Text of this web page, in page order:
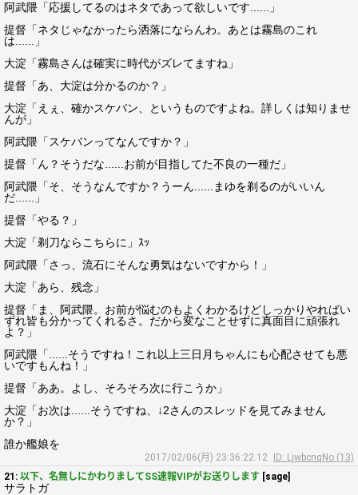
阿武隈「応援してるのはネタであって欲しいです......」
提督「ネタじゃなかったら洒落にならんわ。あとは霧島のこれ
は......」
大淀「霧島さんは確実に時代がズレてますね」
提督「あ、大淀は分かるのか？」
大淀「えぇ、確かスケバン、というものですよね。詳しくは知りませ
んが」
阿武隈「スケバンってなんですか？」
提督「ん？そうだな......お前が目指してた不良の一種だ」
阿武隈「そ、そうなんですか？うーん......まゆを剃るのがいいん
だ......」
提督「やる？」
大淀「剃刀ならこちらに」ｽｯ
阿武隈「さっ、流石にそんな勇気はないですから！」
大淀「あら、残念」
提督「ま、阿武隈。お前が悩むのもよくわかるけどしっかりやればい
ずれ皆も分かってくれるさ。だから変なことせずに真面目に頑張れ
よ？」
阿武隈「......そうですね！これ以上三日月ちゃんにも心配させても悪
いですもんね！」
提督「ああ。よし、そろそろ次に行こうか」
大淀「お次は......そうですね、↓2さんのスレッドを見てみません
か？」
誰か艦娘を
2017/02/06(月) 23:36:22.12
ID: LjwbcnqNo (13)
21: 以下、名無しにかわりましてSS速報VIPがお送りします [sage]
サラトガ